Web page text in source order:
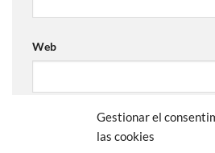
Gestionar el
las cookies
Web